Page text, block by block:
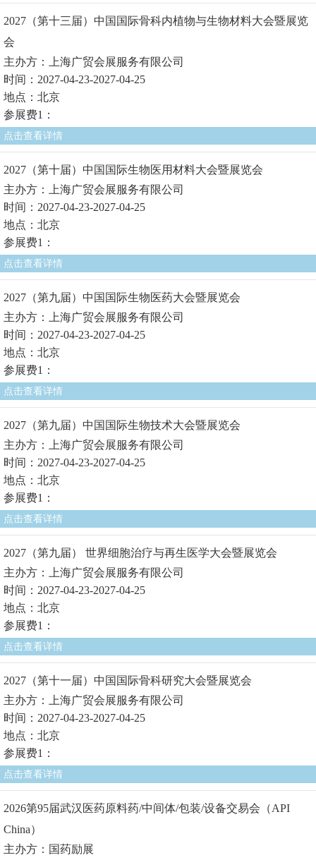
2027（第十三届）中国国际骨科内植物与生物材料大会暨展览
会
主办方：上海广贸会展服务有限公司
时间：2027-04-23-2027-04-25
地点：北京
参展费1：
点击查看详情
2027（第十届）中国国际生物医用材料大会暨展览会
主办方：上海广贸会展服务有限公司
时间：2027-04-23-2027-04-25
地点：北京
参展费1：
点击查看详情
2027（第九届）中国国际生物医药大会暨展览会
主办方：上海广贸会展服务有限公司
时间：2027-04-23-2027-04-25
地点：北京
参展费1：
点击查看详情
2027（第九届）中国国际生物技术大会暨展览会
主办方：上海广贸会展服务有限公司
时间：2027-04-23-2027-04-25
地点：北京
参展费1：
点击查看详情
2027（第九届） 世界细胞治疗与再生医学大会暨展览会
主办方：上海广贸会展服务有限公司
时间：2027-04-23-2027-04-25
地点：北京
参展费1：
点击查看详情
2027（第十一届）中国国际骨科研究大会暨展览会
主办方：上海广贸会展服务有限公司
时间：2027-04-23-2027-04-25
地点：北京
参展费1：
点击查看详情
2026第95届武汉医药原料药/中间体/包装/设备交易会（API
China）
主办方：国药励展